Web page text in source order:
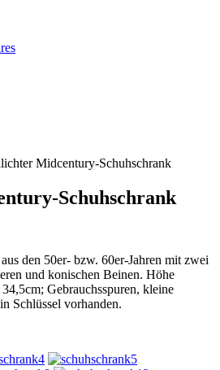
Midcentury-Schuhschrank
Schuhschrank
den 50er- bzw. 60er-Jahren mit zwei
und konischen Beinen. Höhe
Gebrauchsspuren, kleine
Schlüssel vorhanden.